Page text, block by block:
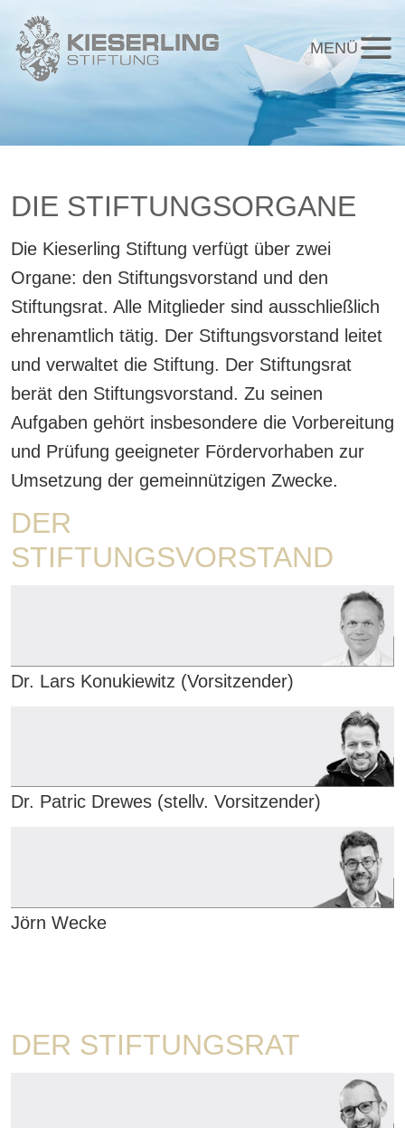
MENÜ
DIE STIFTUNGSORGANE
Die Kieserling Stiftung verfügt über zwei
Organe: den Stiftungsvorstand und den
Stiftungsrat. Alle Mitglieder sind ausschließlich
ehrenamtlich tätig. Der Stiftungsvorstand leitet
und verwaltet die Stiftung. Der Stiftungsrat
berät den Stiftungsvorstand. Zu seinen
Aufgaben gehört insbesondere die Vorbereitung
und Prüfung geeigneter Fördervorhaben zur
Umsetzung der gemeinnützigen Zwecke.
DER
STIFTUNGSVORSTAND
Dr. Lars Konukiewitz (Vorsitzender)
Dr. Patric Drewes (stellv. Vorsitzender)
Jörn Wecke
DER STIFTUNGSRAT